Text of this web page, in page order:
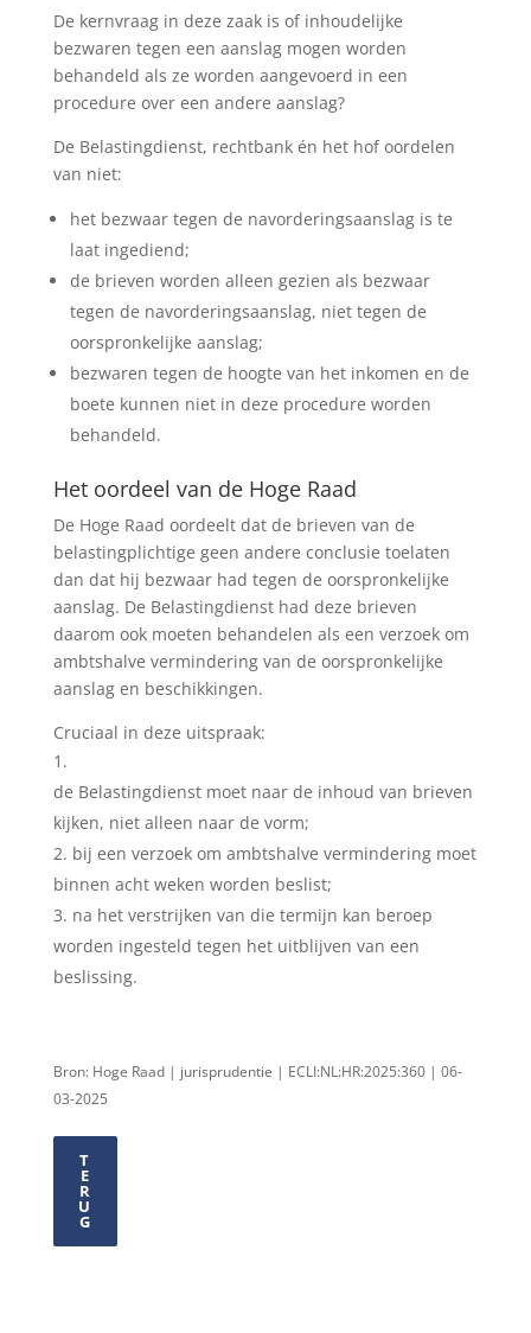
De kernvraag in deze zaak is of inhoudelijke
bezwaren tegen een aanslag mogen worden
behandeld als ze worden aangevoerd in een
procedure over een andere aanslag?
De Belastingdienst, rechtbank én het hof oordelen
van niet:
het bezwaar tegen de navorderingsaanslag is te
laat ingediend;
de brieven worden alleen gezien als bezwaar
tegen de navorderingsaanslag, niet tegen de
oorspronkelijke aanslag;
bezwaren tegen de hoogte van het inkomen en de
boete kunnen niet in deze procedure worden
behandeld.
Het oordeel van de Hoge Raad
De Hoge Raad oordeelt dat de brieven van de
belastingplichtige geen andere conclusie toelaten
dan dat hij bezwaar had tegen de oorspronkelijke
aanslag. De Belastingdienst had deze brieven
daarom ook moeten behandelen als een verzoek om
ambtshalve vermindering van de oorspronkelijke
aanslag en beschikkingen.
Cruciaal in deze uitspraak:
de Belastingdienst moet naar de inhoud van brieven
kijken, niet alleen naar de vorm;
bij een verzoek om ambtshalve vermindering moet
binnen acht weken worden beslist;
na het verstrijken van die termijn kan beroep
worden ingesteld tegen het uitblijven van een
beslissing.
Bron: Hoge Raad | jurisprudentie | ECLI:NL:HR:2025:360 | 06-
03-2025
T
E
R
U
G